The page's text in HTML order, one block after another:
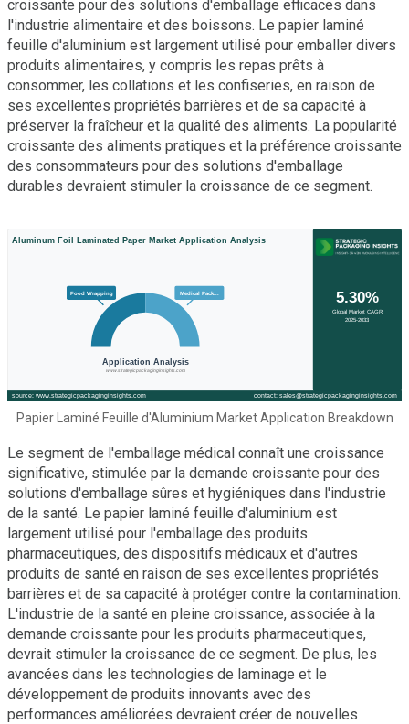
croissante pour des solutions d'emballage efficaces dans
l'industrie alimentaire et des boissons. Le papier laminé
feuille d'aluminium est largement utilisé pour emballer divers
produits alimentaires, y compris les repas prêts à
consommer, les collations et les confiseries, en raison de
ses excellentes propriétés barrières et de sa capacité à
préserver la fraîcheur et la qualité des aliments. La popularité
croissante des aliments pratiques et la préférence croissante
des consommateurs pour des solutions d'emballage
durables devraient stimuler la croissance de ce segment.
Papier Laminé Feuille d'Aluminium Market Application Breakdown
Le segment de l'emballage médical connaît une croissance
significative, stimulée par la demande croissante pour des
solutions d'emballage sûres et hygiéniques dans l'industrie
de la santé. Le papier laminé feuille d'aluminium est
largement utilisé pour l'emballage des produits
pharmaceutiques, des dispositifs médicaux et d'autres
produits de santé en raison de ses excellentes propriétés
barrières et de sa capacité à protéger contre la contamination.
L'industrie de la santé en pleine croissance, associée à la
demande croissante pour les produits pharmaceutiques,
devrait stimuler la croissance de ce segment. De plus, les
avancées dans les technologies de laminage et le
développement de produits innovants avec des
performances améliorées devraient créer de nouvelles